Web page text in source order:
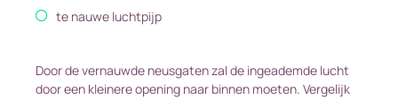
te nauwe luchtpijp
Door de vernauwde neusgaten zal de ingeademde lucht
door een kleinere opening naar binnen moeten. Vergelijk